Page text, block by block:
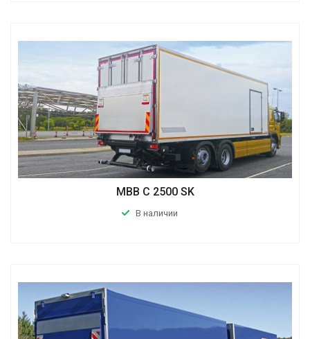
MBB C 2500 SK
В наличии